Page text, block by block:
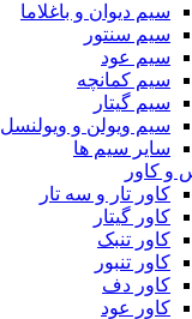
سیم دیوان و باغلاما
سیم سنتور
سیم عود
سیم کمانچه
سیم گیتار
سیم ویولن و ویولنسل
سایر سیم ها
و کاور
کاور تار و سه تار
کاور گیتار
کاور تنبک
کاور تنبور
کاور دف
کاور عود